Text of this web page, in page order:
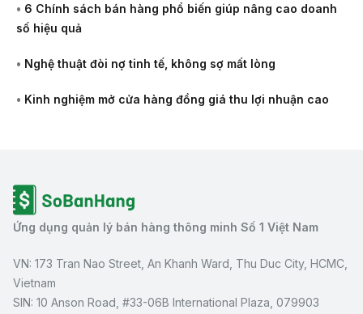
• 6 Chính sách bán hàng phổ biến giúp nâng cao doanh
số hiệu quả
• Nghệ thuật đòi nợ tinh tế, không sợ mất lòng
• Kinh nghiệm mở cửa hàng đồng giá thu lợi nhuận cao
Ứng dụng quản lý bán hàng thông minh Số 1 Việt Nam
VN: 173 Tran Nao Street, An Khanh Ward, Thu Duc City, HCMC,
Vietnam
SIN: 10 Anson Road, #33-06B International Plaza, 079903